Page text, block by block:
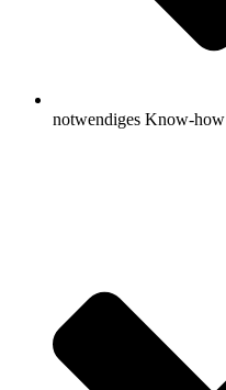
notwendiges Know-how